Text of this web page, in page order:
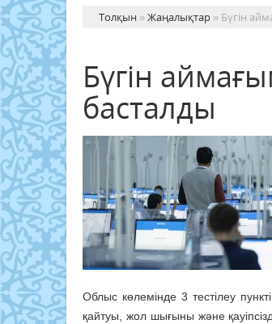
Толқын »Жаңалықтар » Бүгін
Бүгін
басталды
Облыс көлемінде 3 тестілеу
қайтуы, жол шығыны және